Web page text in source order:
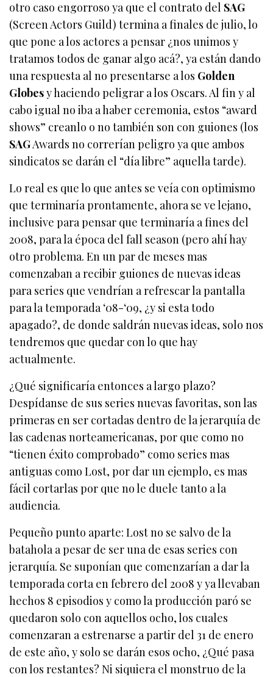
otro caso engorroso ya que el contrato del SAG
(Screen Actors Guild) termina a finales de julio, lo
que pone a los actores a pensar ¿nos unimos y
tratamos todos de ganar algo acá?, ya están dando
una respuesta al no presentarse a los Golden
Globesy haciendo peligrar a los Oscars. Al fin y al
cabo igual no iba a haber ceremonia, estos “award
shows” creanlo o no también son con guiones (los
SAGAwards no correrían peligro ya que ambos
sindicatos se darán el “día libre” aquella tarde).
Lo real es que lo que antes se veía con optimismo
que terminaría prontamente, ahora se ve lejano,
inclusive para pensar que terminaría a fines del
2008, para la época del fall season (pero ahí hay
otro problema. En un par de meses mas
comenzaban a recibir guiones de nuevas ideas
para series que vendrían a refrescar la pantalla
para la temporada ‘08-‘09, ¿y si esta todo
apagado?, de donde saldrán nuevas ideas, solo nos
tendremos que quedar con lo que hay
actualmente.
¿Qué significaría entonces a largo plazo?
Despídanse de sus series nuevas favoritas, son las
primeras en ser cortadas dentro de la jerarquía de
las cadenas norteamericanas, por que como no
“tienen éxito comprobado” como series mas
antiguas como Lost, por dar un ejemplo, es mas
fácil cortarlas por que no le duele tanto a la
audiencia.
Pequeño punto aparte: Lost no se salvo de la
batahola a pesar de ser una de esas series con
jerarquía. Se suponían que comenzarían a dar la
temporada corta en febrero del 2008 y ya llevaban
hechos 8 episodios y como la producción paró se
quedaron solo con aquellos ocho, los cuales
comenzaran a estrenarse a partir del 31 de enero
de este año, y solo se darán esos ocho, ¿Qué pasa
con los restantes? Ni siquiera el monstruo de la